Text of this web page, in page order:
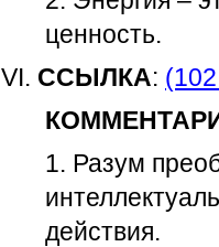
ценность.
VI. ССЫЛКА:
1. Разум
действия.